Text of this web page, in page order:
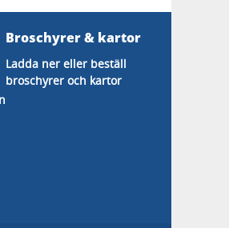
Broschyrer & kartor
Ladda ner eller beställ
broschyrer och kartor